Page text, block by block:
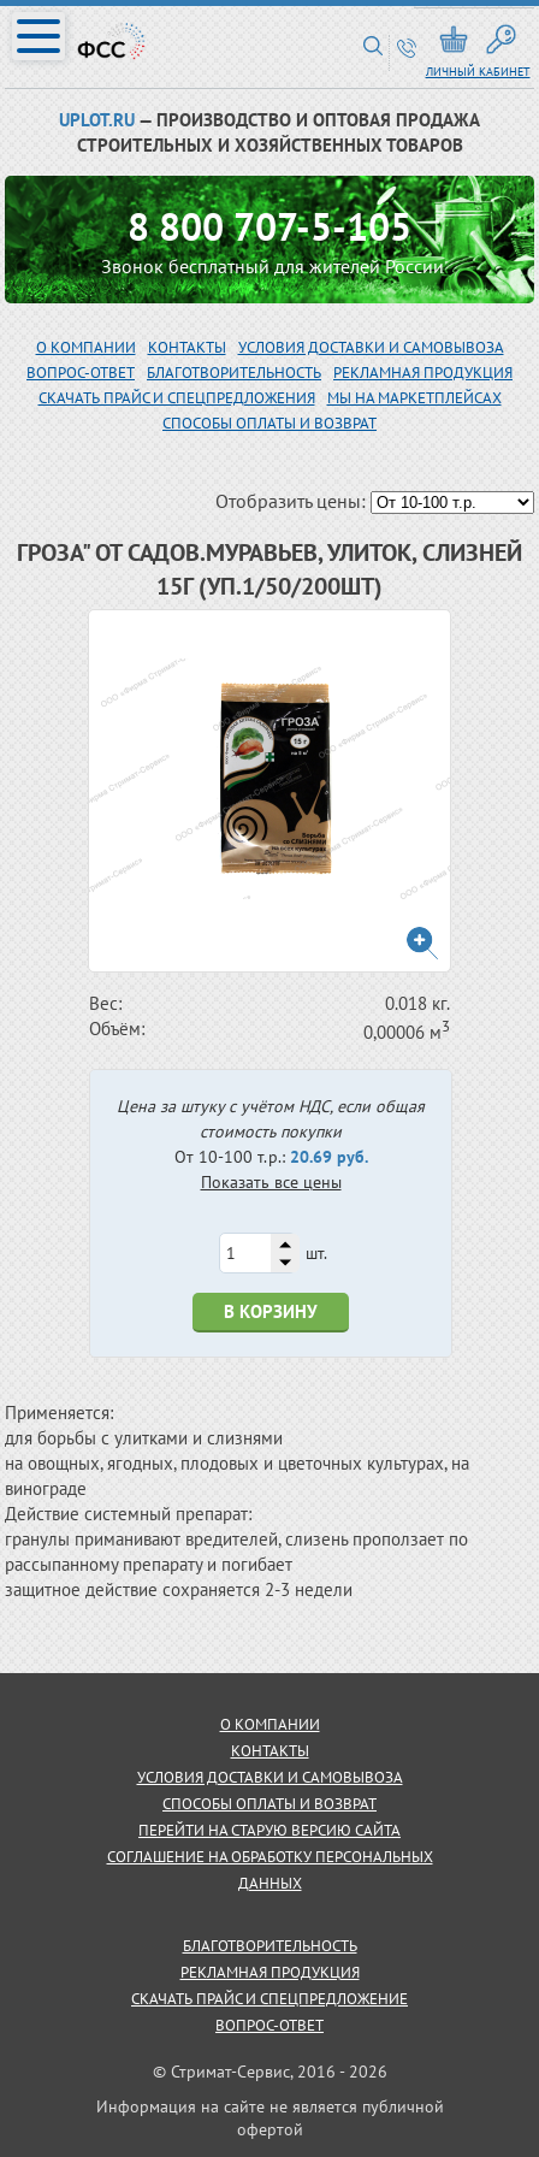
ЛИЧНЫЙ КАБИНЕТ
UPLOT.RU — ПРОИЗВОДСТВО И ОПТОВАЯ ПРОДАЖА
СТРОИТЕЛЬНЫХ И ХОЗЯЙСТВЕННЫХ ТОВАРОВ
8 800 707-5-105
Звонок бесплатный для жителей России
О КОМПАНИИ КОНТАКТЫ
УСЛОВИЯ ДОСТАВКИ И САМОВЫВОЗА
ВОПРОС-ОТВЕТ
БЛАГОТВОРИТЕЛЬНОСТЬ
РЕКЛАМНАЯ ПРОДУКЦИЯ
СКАЧАТЬ ПРАЙС И СПЕЦПРЕДЛОЖЕНИЯ
МЫ НА МАРКЕТПЛЕЙСАХ
СПОСОБЫ ОПЛАТЫ И ВОЗВРАТ
Отобразить цены:
ГРОЗА" ОТ САДОВ.МУРАВЬЕВ, УЛИТОК, СЛИЗНЕЙ
15Г (УП.1/50/200ШТ)
Вес:
0.018 кг.
Объём:
0,00006 м3
Цена за штуку с учётом НДС, если общая
стоимость покупки
От 10-100 т.р.: 20.69 руб.
Показать все цены
шт.
В КОРЗИНУ
Применяется:
для борьбы с улитками и слизнями
на овощных, ягодных, плодовых и цветочных культурах, на
винограде
Действие системный препарат:
гранулы приманивают вредителей, слизень проползает по
рассыпанному препарату и погибает
защитное действие сохраняется 2-3 недели
О КОМПАНИИ
КОНТАКТЫ
УСЛОВИЯ ДОСТАВКИ И САМОВЫВОЗА
СПОСОБЫ ОПЛАТЫ И ВОЗВРАТ
ПЕРЕЙТИ НА СТАРУЮ ВЕРСИЮ САЙТА
СОГЛАШЕНИЕ НА ОБРАБОТКУ ПЕРСОНАЛЬНЫХ
ДАННЫХ
БЛАГОТВОРИТЕЛЬНОСТЬ
РЕКЛАМНАЯ ПРОДУКЦИЯ
СКАЧАТЬ ПРАЙС И СПЕЦПРЕДЛОЖЕНИЕ
ВОПРОС-ОТВЕТ
© Стримат-Сервис, 2016 - 2026
Информация на сайте не является публичной
офертой